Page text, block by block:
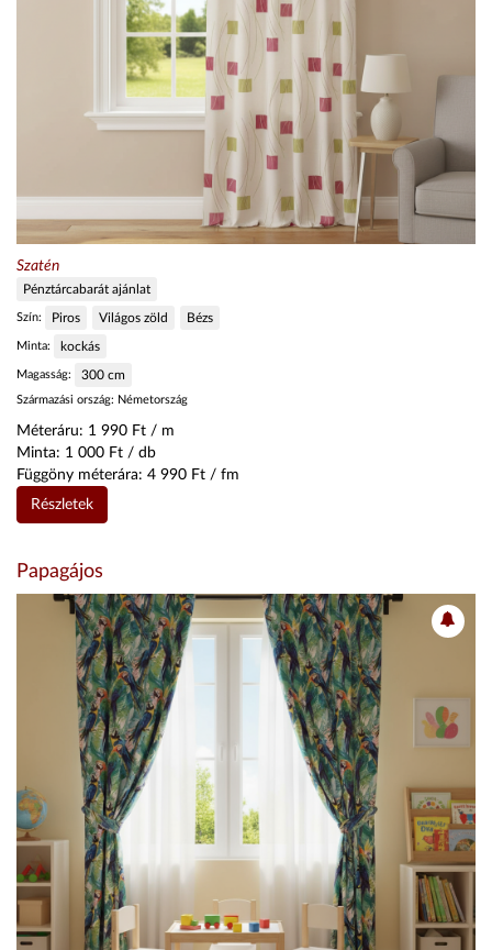
Szatén
Pénztárcabarát ajánlat
Szín: Piros Világos zöld Bézs
Minta: kockás
Magasság: 300 cm
Származási ország: Németország
Méteráru: 1 990 Ft / m
Minta: 1 000 Ft / db
Függöny méterára: 4 990 Ft / fm
Részletek
Papagájos